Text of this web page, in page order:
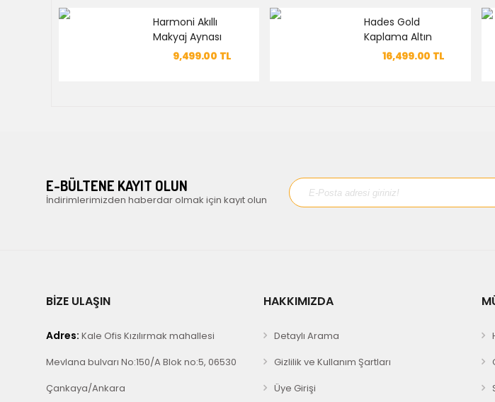
Harmoni Akıllı
Makyaj Aynası
9,499.00 TL
Hades Gold
Kaplama Altın
Dresuar Seti
16,499.00 TL
E-BÜLTENE KAYIT OLUN
İndirimlerimizden haberdar olmak için kayıt olun
BİZE ULAŞIN
Adres: Kale Ofis Kızılırmak mahallesi
Mevlana bulvarı No:150/A Blok no:5, 06530
Çankaya/Ankara
HAKKIMIZDA
Detaylı Arama
Gizlilik ve Kullanım Şartları
Üye Girişi